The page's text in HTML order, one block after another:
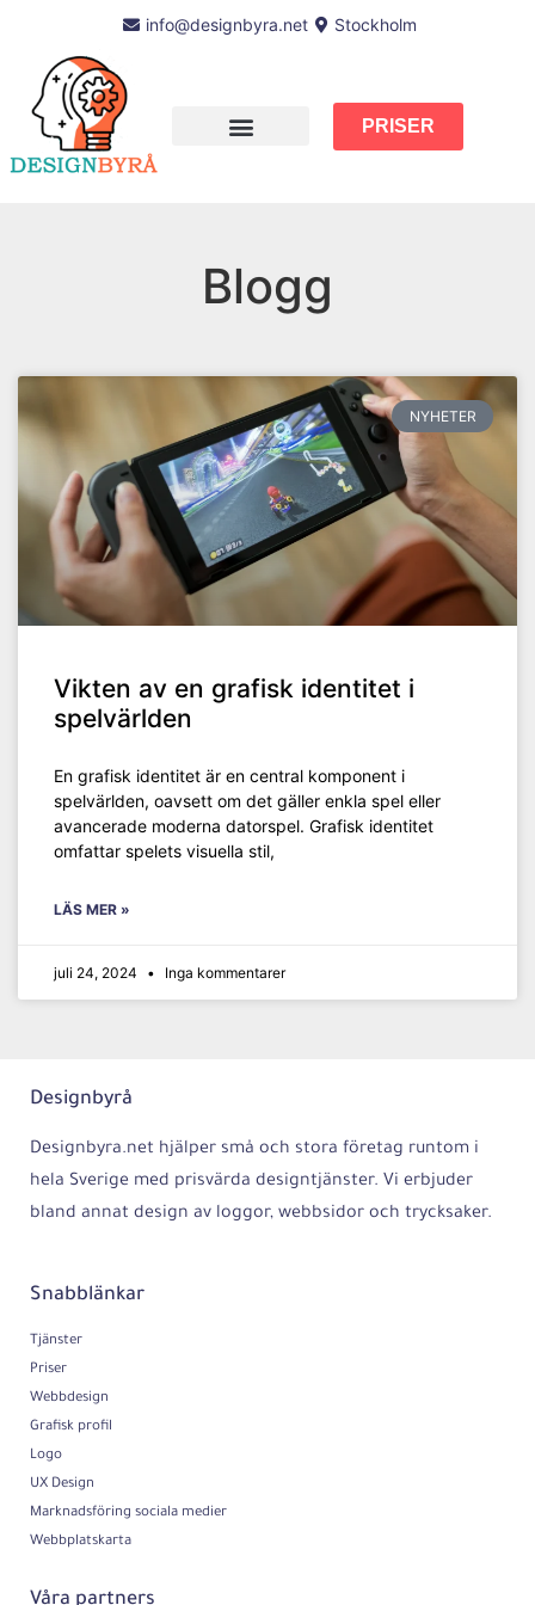
info@designbyra.net Stockholm
PRISER
Blogg
NYHETER
Vikten av en grafisk identitet i
spelvärlden
En grafisk identitet är en central komponent i
spelvärlden, oavsett om det gäller enkla spel eller
avancerade moderna datorspel. Grafisk identitet
omfattar spelets visuella stil,
LÄS MER »
juli 24, 2024 Inga kommentarer
Designbyrå
Designbyra.net hjälper små och stora företag runtom i
hela Sverige med prisvärda designtjänster. Vi erbjuder
bland annat design av loggor, webbsidor och trycksaker.
Snabblänkar
Tjänster
Priser
Webbdesign
Grafisk profil
Logo
UX Design
Marknadsföring sociala medier
Webbplatskarta
Våra partners